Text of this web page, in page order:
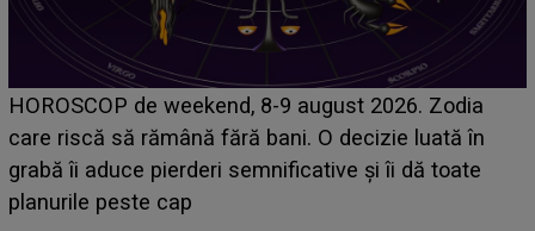
Emanuel a ținut ACEST DETALIU ASCUNS până
acum! În fața Alexandrei, concurentul din Casa Iubirii
face o MĂRTURISIRE NEAȘTEPTATĂ despre mama
sa: "I-am spus și ei în față, eu nu te iubesc pentru